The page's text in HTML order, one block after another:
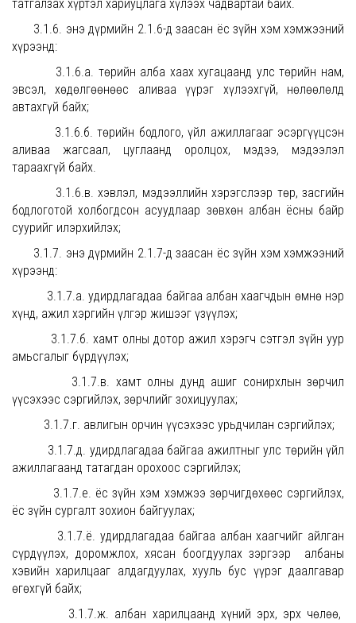
татгалзах хүртэл хариуцлага хүлээх чадвартай байх.
3.1.6. энэ дүрмийн 2.1.6-д заасан ёс зүйн хэм хэмжээний
хүрээнд:
3.1.6.а. төрийн алба хаах хугацаанд улс төрийн нам,
эвсэл, хөдөлгөөнөөс аливаа үүрэг хүлээхгүй, нөлөөлөлд
автахгүй байх;
3.1.6.б. төрийн бодлого, үйл ажиллагааг эсэргүүцсэн
аливаа жагсаал, цуглаанд оролцох, мэдээ, мэдээлэл
тараахгүй байх.
3.1.6.в. хэвлэл, мэдээллийн хэрэгслээр төр, засгийн
бодлоготой холбогдсон асуудлаар зөвхөн албан ёсны байр
суурийг илэрхийлэх;
3.1.7. энэ дүрмийн 2.1.7-д заасан ёс зүйн хэм хэмжээний
хүрээнд:
3.1.7.а. удирдлагадаа байгаа албан хаагчдын өмнө нэр
хүнд, ажил хэргийн үлгэр жишээг үзүүлэх;
3.1.7.б. хамт олны дотор ажил хэрэгч сэтгэл зүйн уур
амьсгалыг бүрдүүлэх;
3.1.7.в. хамт олны дунд ашиг сонирхлын зөрчил
үүсэхээс сэргийлэх, зөрчлийг зохицуулах;
3.1.7.г. авлигын орчин үүсэхээс урьдчилан сэргийлэх;
3.1.7.д. удирдлагадаа байгаа ажилтныг улс төрийн үйл
ажиллагаанд татагдан орохоос сэргийлэх;
3.1.7.е. ёс зүйн хэм хэмжээ зөрчигдөхөөс сэргийлэх,
ёс зүйн сургалт зохион байгуулах;
3.1.7.ё. удирдлагадаа байгаа албан хаагчийг айлган
сүрдүүлэх, доромжлох, хясан боогдуулах зэргээр албаны
хэвийн харилцааг алдагдуулах, хууль бус үүрэг даалгавар
өгөхгүй байх;
3.1.7.ж. албан харилцаанд хүний эрх, эрх чөлөө,